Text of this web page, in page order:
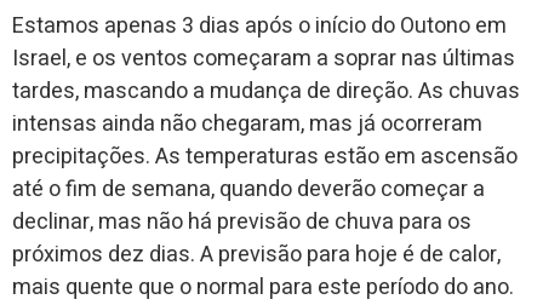
Estamos apenas 3 dias após o início do Outono em
Israel, e os ventos começaram a soprar nas últimas
tardes, mascando a mudança de direção. As chuvas
intensas ainda não chegaram, mas já ocorreram
precipitações. As temperaturas estão em ascensão
até o fim de semana, quando deverão começar a
declinar, mas não há previsão de chuva para os
próximos dez dias. A previsão para hoje é de calor,
mais quente que o normal para este período do ano.